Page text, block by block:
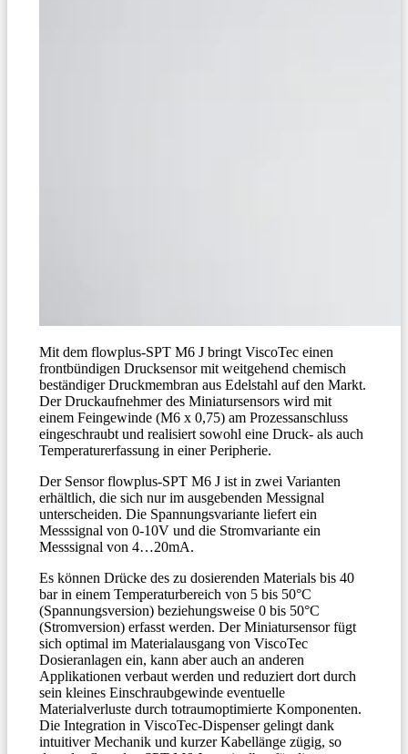
Mit dem flowplus-SPT M6 J bringt ViscoTec einen
frontbündigen Drucksensor mit weitgehend chemisch
beständigerDruckmembran aus Edelstahl auf den Markt.
DerDruckaufnehmer des Miniatursensors wird mit
einem Feingewinde (M6 x 0,75) am Prozessanschluss
eingeschraubt und realisiert sowohl eine Druck- als auch
Temperaturerfassung in einer Peripherie.
Der Sensor flowplus-SPT M6 J ist in zwei Varianten
erhältlich, die sich nur im ausgebenden Messignal
unterscheiden. Die Spannungsvariante liefert ein
Messsignal von 0-10V und die Stromvariante ein
Messsignal von 4…20mA.
Es können Drücke des zu dosierenden Materials bis 40
bar in einem Temperaturbereich von 5 bis 50°C
(Spannungsversion) beziehungsweise 0 bis 50°C
(Stromversion) erfasst werden. Der Miniatursensor fügt
sich optimal im Materialausgang von ViscoTec
Dosieranlagen ein, kann aber auch an anderen
Applikationen verbaut werden und reduziert dort durch
sein kleines Einschraubgewinde eventuelle
Materialverluste durch totraumoptimierte Komponenten.
Die Integration in ViscoTec-Dispenser gelingt dank
intuitiver Mechanik und kurzer Kabellänge zügig, so